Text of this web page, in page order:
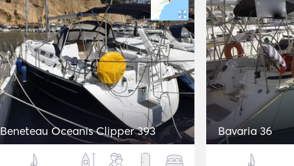
Beneteau Oceanis Clipper 393 Bavaria 36